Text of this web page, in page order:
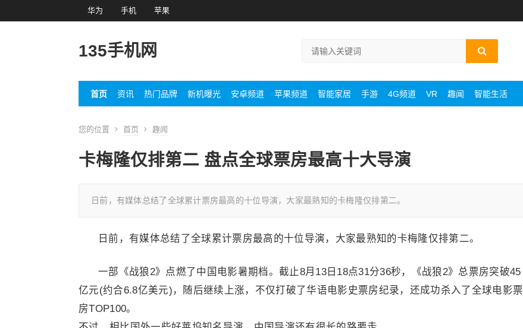
华为 手机 苹果
135手机网
首页 资讯 热门品牌 新机曝光 安卓频道 苹果频道 智能家居 手游 4G频道 VR 趣闻 智能生活
您的位置 首页 趣闻
卡梅隆仅排第二 盘点全球票房最高十大导演
日前，有媒体总结了全球累计票房最高的十位导演，大家最熟知的卡梅隆仅排第二。
日前，有媒体总结了全球累计票房最高的十位导演，大家最熟知的卡梅隆仅排第二。
一部《战狼2》点燃了中国电影暑期档。截止8月13日18点31分36秒，《战狼2》总票房突破45
亿元(约合6.8亿美元)，随后继续上涨，不仅打破了华语电影史票房纪录，还成功杀入了全球电影票
房TOP100。